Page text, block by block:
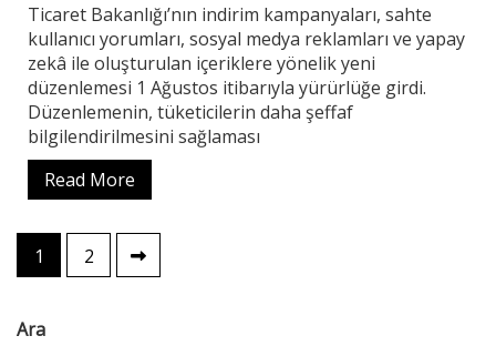
Ticaret Bakanlığı’nın indirim kampanyaları, sahte
kullanıcı yorumları, sosyal medya reklamları ve yapay
zekâ ile oluşturulan içeriklere yönelik yeni
düzenlemesi 1 Ağustos itibarıyla yürürlüğe girdi.
Düzenlemenin, tüketicilerin daha şeffaf
bilgilendirilmesini sağlaması
Read More
Yazı
sayfalaması
1 2
Ara